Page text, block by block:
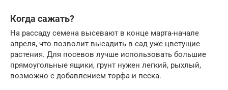
Когда сажать?
На рассаду семена высевают в конце марта-начале
апреля, что позволит высадить в сад уже цветущие
растения. Для посевов лучше использовать большие
прямоугольные ящики, грунт нужен легкий, рыхлый,
возможно с добавлением торфа и песка.